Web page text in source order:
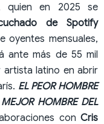
quien en 2025 se
de Spotify
oyentes mensuales,
ante más de 55 mil
artista latino en abrir
EL PEOR HOMBRE
HOMBRE DEL
con Cris